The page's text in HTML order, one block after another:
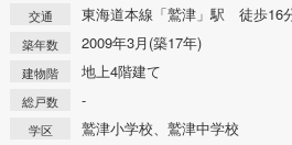
交通 東海道本線「鷲津」駅 徒歩
築年数 2009年3月(築17年)
建物階 地上4階建て
総戸数 -
学区 鷲津小学校、鷲津中学校